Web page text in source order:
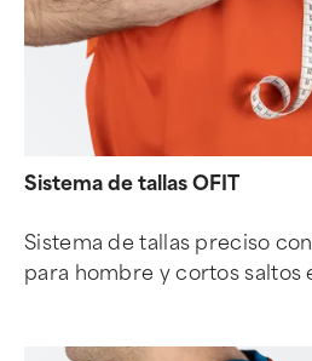
Sistema de tallas OFIT
Sistema de tallas preciso
para hombre y cortos saltos